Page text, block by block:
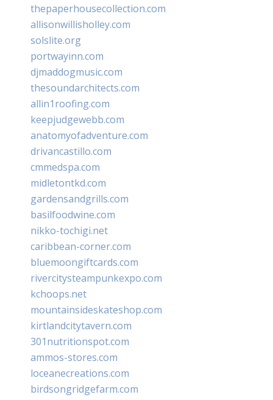
thepaperhousecollection.com
allisonwillisholley.com
solslite.org
portwayinn.com
djmaddogmusic.com
thesoundarchitects.com
allin1roofing.com
keepjudgewebb.com
anatomyofadventure.com
drivancastillo.com
cmmedspa.com
midletontkd.com
gardensandgrills.com
basilfoodwine.com
nikko-tochigi.net
caribbean-corner.com
bluemoongiftcards.com
rivercitysteampunkexpo.com
kchoops.net
mountainsideskateshop.com
kirtlandcitytavern.com
301nutritionspot.com
ammos-stores.com
loceanecreations.com
birdsongridgefarm.com